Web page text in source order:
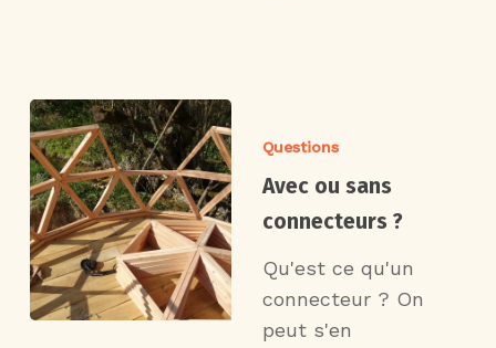
Questions
Avec ou sans
connecteurs ?
Qu'est ce qu'un
connecteur ? On
peut s'en